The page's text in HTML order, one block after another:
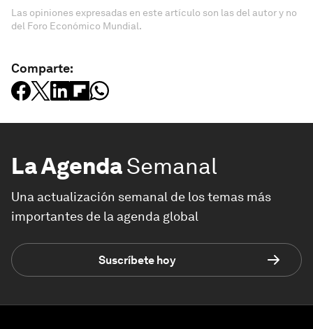
Las opiniones expresadas en este artículo son las del autor y no
del Foro Económico Mundial.
Comparte:
La AgendaSemanal
Una actualización semanal de los temas más
importantes de la agenda global
Suscríbete hoy